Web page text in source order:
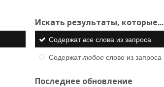
Искать результаты, которые...
Содержатвсеслова из запроса
Содержатлюбоеслово из запроса
Последнее обновление